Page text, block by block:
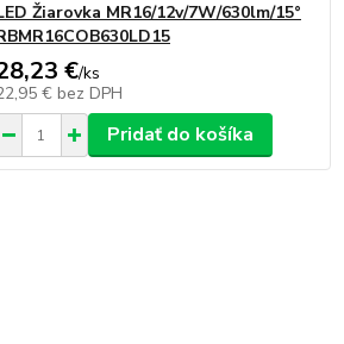
Žiarovka MR16/12v/7W/630lm/15°
€/ks
€ bez DPH
Pridať do košíka